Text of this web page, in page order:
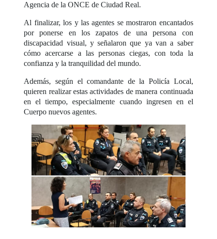
Agencia de la ONCE de Ciudad Real.
Al finalizar, los y las agentes se mostraron encantados
por ponerse en los zapatos de una persona con
discapacidad visual, y señalaron que ya van a saber
cómo acercarse a las personas ciegas, con toda la
confianza y la tranquilidad del mundo.
Además, según el comandante de la Policía Local,
quieren realizar estas actividades de manera continuada
en el tiempo, especialmente cuando ingresen en el
Cuerpo nuevos agentes.